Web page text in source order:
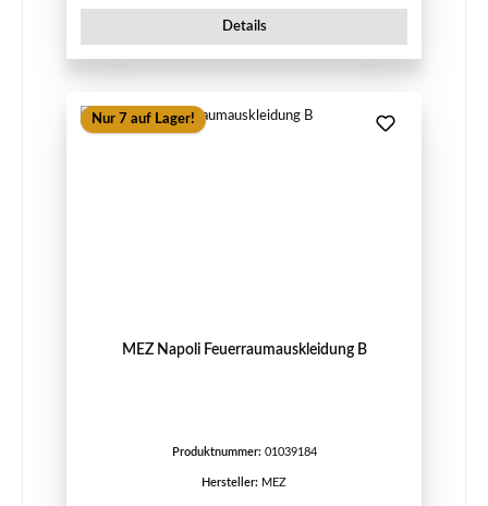
Details
Nur 7 auf Lager!
MEZ Napoli Feuerraumauskleidung B
Produktnummer: 01039184
Hersteller: MEZ